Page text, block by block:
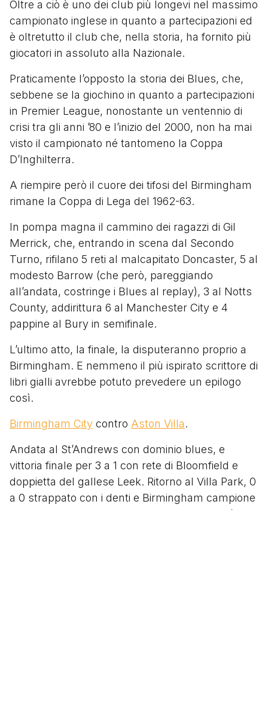
Oltre a ciò è uno dei club più longevi nel massimo
campionato inglese in quanto a partecipazioni ed
è oltretutto il club che, nella storia, ha fornito più
giocatori in assoluto alla Nazionale.
Praticamente l’opposto la storia dei Blues, che,
sebbene se la giochino in quanto a partecipazioni
in Premier League, nonostante un ventennio di
crisi tra gli anni ’80 e l’inizio del 2000, non ha mai
visto il campionato né tantomeno la Coppa
D’Inghilterra.
A riempire però il cuore dei tifosi del Birmingham
rimane la Coppa di Lega del 1962-63.
In pompa magna il cammino dei ragazzi di Gil
Merrick, che, entrando in scena dal Secondo
Turno, rifilano 5 reti al malcapitato Doncaster, 5 al
modesto Barrow (che però, pareggiando
all’andata, costringe i Blues al replay), 3 al Notts
County, addirittura 6 al Manchester City e 4
pappine al Bury in semifinale.
L’ultimo atto, la finale, la disputeranno proprio a
Birmingham. E nemmeno il più ispirato scrittore di
libri gialli avrebbe potuto prevedere un epilogo
così.
Birmingham City contro Aston Villa.
Andata al St’Andrews con dominio blues, e
vittoria finale per 3 a 1 con rete di Bloomfield e
doppietta del gallese Leek. Ritorno al Villa Park, 0
a 0 strappato con i denti e Birmingham campione
ai danni degli odiati cugini. A Gil Merrick verrà